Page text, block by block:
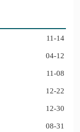
11-14
04-12
11-08
12-22
12-30
08-31